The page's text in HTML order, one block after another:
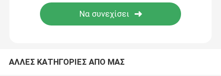
Υδραυλικό δαχτυλίδι ένδυσης
ΑΛΛΕΣ ΚΑΤΗΓΟΡΙΕΣ ΑΠΟ ΜΑΣ